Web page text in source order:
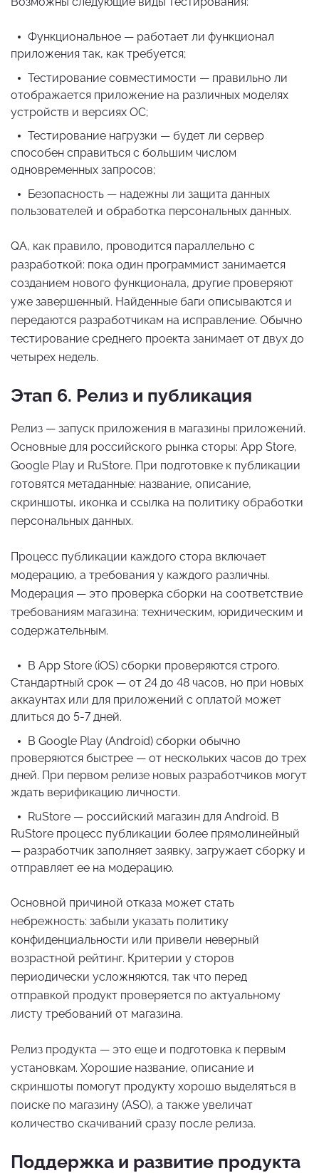
Функциональное — работает ли функционал
приложения так, как требуется;
Тестирование совместимости — правильно ли
отображается приложение на различных моделях
устройств и версиях ОС;
Тестирование нагрузки — будет ли сервер
способен справиться с большим числом
одновременных запросов;
Безопасность — надежны ли защита данных
пользователей и обработка персональных данных.
QA, как правило, проводится параллельно с
разработкой: пока один программист занимается
созданием нового функционала, другие проверяют
уже завершенный. Найденные баги описываются и
передаются разработчикам на исправление. Обычно
тестирование среднего проекта занимает от двух до
четырех недель.
Этап 6. Релиз и публикация
Релиз — запуск приложения в магазины приложений.
Основные для российского рынка сторы: App Store,
Google Play и RuStore. При подготовке к публикации
готовятся метаданные: название, описание,
скриншоты, иконка и ссылка на политику обработки
персональных данных.
Процесс публикации каждого стора включает
модерацию, а требования у каждого различны.
Модерация — это проверка сборки на соответствие
требованиям магазина: техническим, юридическим и
содержательным.
В App Store (iOS) сборки проверяются строго.
Стандартный срок — от 24 до 48 часов, но при новых
аккаунтах или для приложений с оплатой может
длиться до 5-7 дней.
В Google Play (Android) сборки обычно
проверяются быстрее — от нескольких часов до трех
дней. При первом релизе новых разработчиков могут
ждать верификацию личности.
RuStore — российский магазин для Android. В
RuStore процесс публикации более прямолинейный
— разработчик заполняет заявку, загружает сборку и
отправляет ее на модерацию.
Основной причиной отказа может стать
небрежность: забыли указать политику
конфиденциальности или привели неверный
возрастной рейтинг. Критерии у сторов
периодически усложняются, так что перед
отправкой продукт проверяется по актуальному
листу требований от магазина.
Релиз продукта — это еще и подготовка к первым
установкам. Хорошие название, описание и
скриншоты помогут продукту хорошо выделяться в
поиске по магазину (ASO), а также увеличат
количество скачиваний сразу после релиза.
Поддержка и развитие продукта